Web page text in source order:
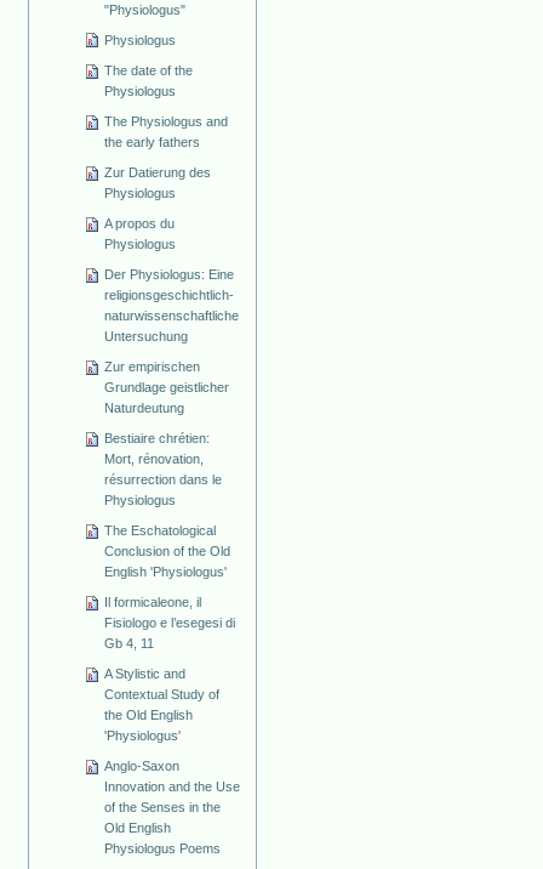
"Physiologus"
Physiologus
The date of the
Physiologus
The Physiologus and
the early fathers
Zur Datierung des
Physiologus
A propos du
Physiologus
Der Physiologus: Eine
religionsgeschichtlich-
naturwissenschaftliche
Untersuchung
Zur empirischen
Grundlage geistlicher
Naturdeutung
Bestiaire chrétien:
Mort, rénovation,
résurrection dans le
Physiologus
The Eschatological
Conclusion of the Old
English 'Physiologus'
Il formicaleone, il
Fisiologo e l’esegesi di
Gb 4, 11
A Stylistic and
Contextual Study of
the Old English
'Physiologus'
Anglo-Saxon
Innovation and the Use
of the Senses in the
Old English
Physiologus Poems